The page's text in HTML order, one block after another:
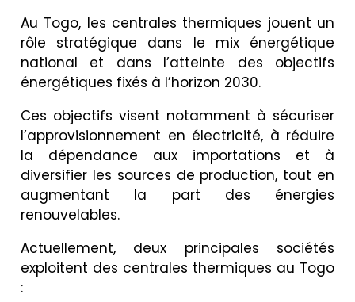
Au Togo, les centrales thermiques jouent un
rôle stratégique dans le mix énergétique
national et dans l’atteinte des objectifs
énergétiques fixés à l’horizon 2030.
Ces objectifs visent notamment à sécuriser
l’approvisionnement en électricité, à réduire
la dépendance aux importations et à
diversifier les sources de production, tout en
augmentant la part des énergies
renouvelables.
Actuellement, deux principales sociétés
exploitent des centrales thermiques au Togo
: